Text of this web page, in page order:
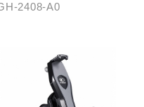
架2408-A0